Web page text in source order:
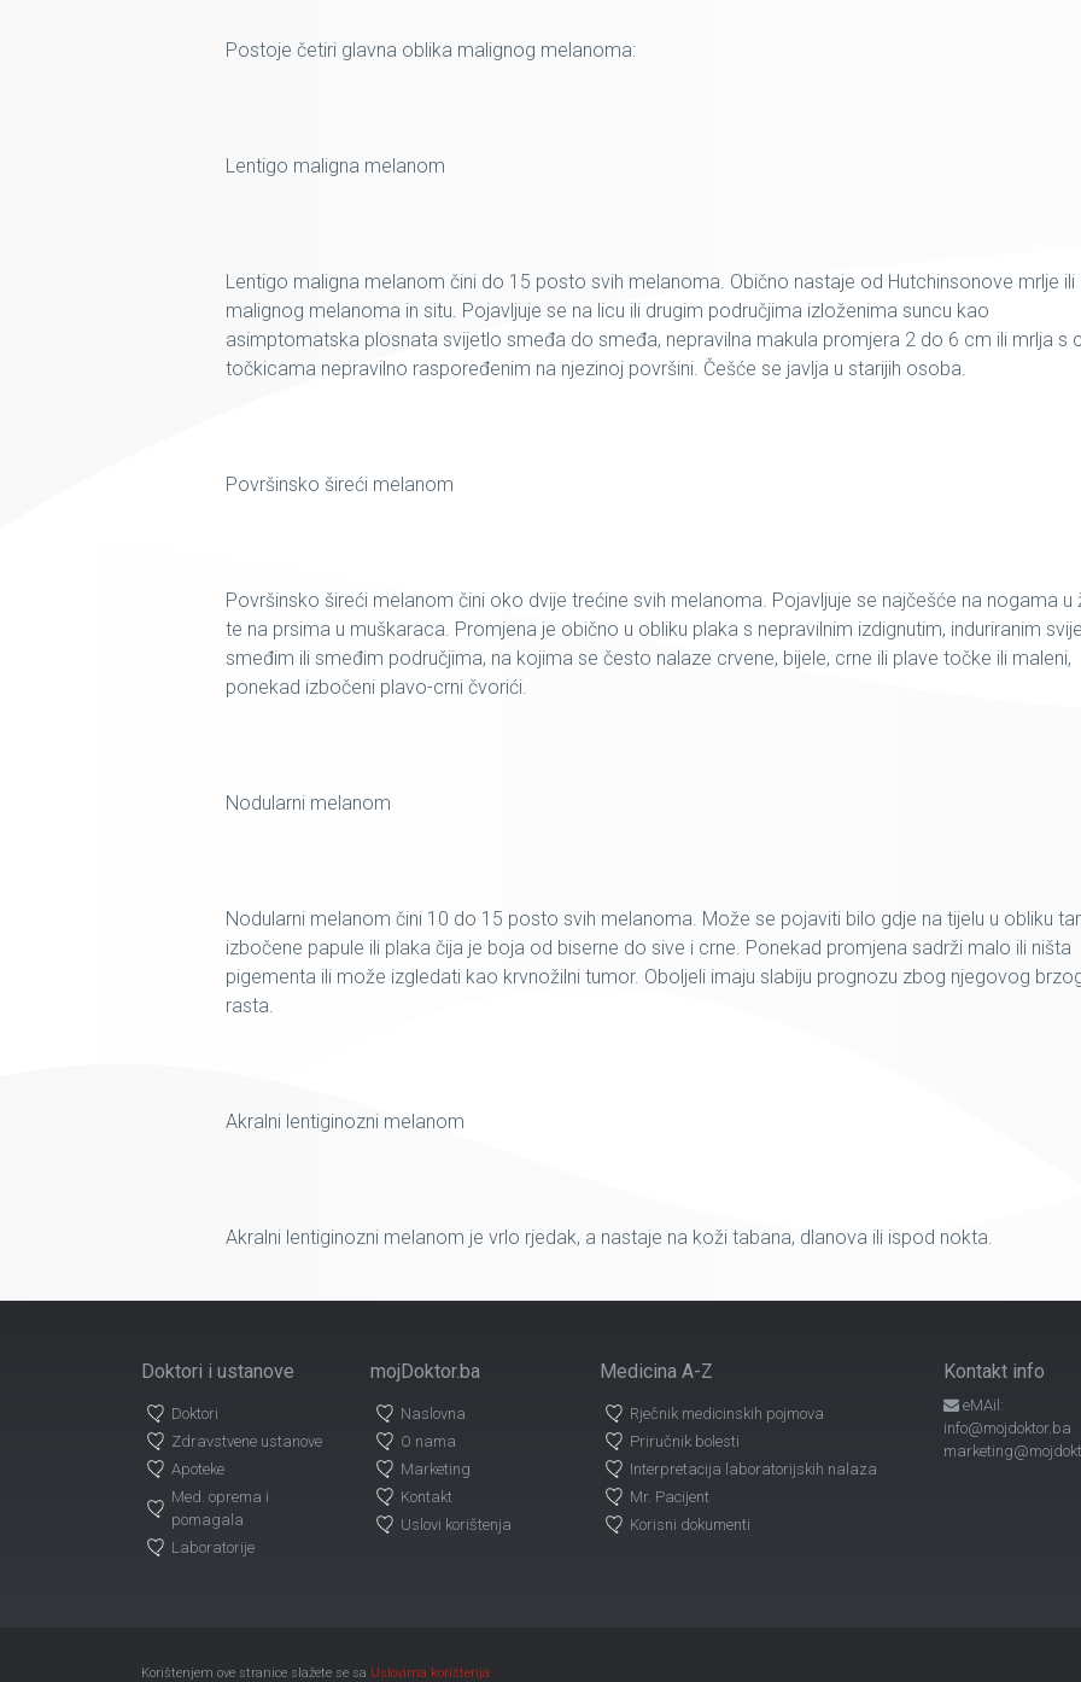
Postoje četiri glavna oblika malignog melanoma:
Lentigo maligna melanom
Lentigo maligna melanom čini do 15 posto svih melanoma. Obično nastaje od Hutchinsonove mrlje ili
malignog melanoma in situ. Pojavljuje se na licu ili drugim područjima izloženima suncu kao
asimptomatska plosnata svijetlo smeđa do smeđa, nepravilna makula promjera 2 do 6 cm ili mrlja s
točkicama nepravilno raspoređenim na njezinoj površini. Češće se javlja u starijih osoba.
Površinsko šireći melanom
Površinsko šireći melanom čini oko dvije trećine svih melanoma. Pojavljuje se najčešće na nogama u
te na prsima u muškaraca. Promjena je obično u obliku plaka s nepravilnim izdignutim, induriranim
smeđim ili smeđim područjima, na kojima se često nalaze crvene, bijele, crne ili plave točke ili maleni,
ponekad izbočeni plavo-crni čvorići.
Nodularni melanom
Nodularni melanom čini 10 do 15 posto svih melanoma. Može se pojaviti bilo gdje na tijelu u obliku
izbočene papule ili plaka čija je boja od biserne do sive i crne. Ponekad promjena sadrži malo ili ništa
pigementa ili može izgledati kao krvnožilni tumor. Oboljeli imaju slabiju prognozu zbog njegovog
rasta.
Akralni lentiginozni melanom
Akralni lentiginozni melanom je vrlo rjedak, a nastaje na koži tabana, dlanova ili ispod nokta.
Doktori i ustanove
Doktori
Zdravstvene ustanove
Apoteke
Med. oprema i
pomagala
Laboratorije
mojDoktor.ba
Naslovna
O nama
Marketing
Kontakt
Uslovi korištenja
Medicina A-Z
Rječnik medicinskih pojmova
Priručnik bolesti
Interpretacija laboratorijskih nalaza
Mr. Pacijent
Korisni dokumenti
Kontakt info
eMAil:
info@mojdoktor.ba
Korištenjem ove stranice slažete se sa Uslovima korištenja